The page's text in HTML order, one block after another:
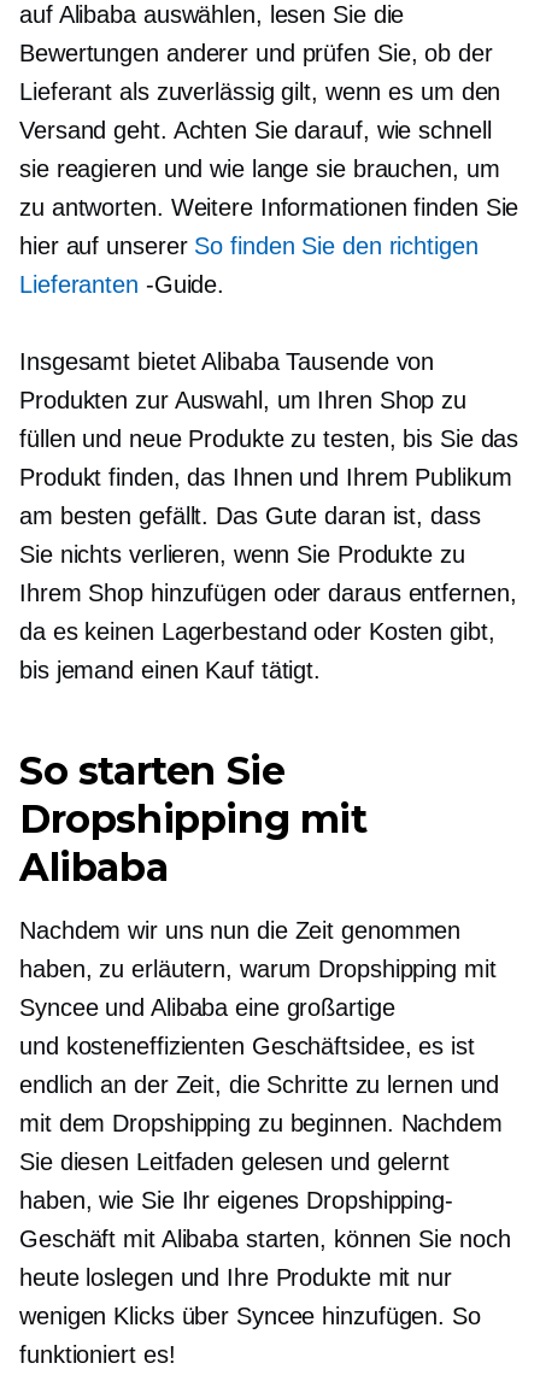
auf Alibaba auswählen, lesen Sie die
Bewertungen anderer und prüfen Sie, ob der
Lieferant als zuverlässig gilt, wenn es um den
Versand geht. Achten Sie darauf, wie schnell
sie reagieren und wie lange sie brauchen, um
zu antworten. Weitere Informationen finden Sie
hier auf unserer So finden Sie den richtigen
Lieferanten -Guide.
Insgesamt bietet Alibaba Tausende von
Produkten zur Auswahl, um Ihren Shop zu
füllen und neue Produkte zu testen, bis Sie das
Produkt finden, das Ihnen und Ihrem Publikum
am besten gefällt. Das Gute daran ist, dass
Sie nichts verlieren, wenn Sie Produkte zu
Ihrem Shop hinzufügen oder daraus entfernen,
da es keinen Lagerbestand oder Kosten gibt,
bis jemand einen Kauf tätigt.
So starten Sie
Dropshipping mit
Alibaba
Nachdem wir uns nun die Zeit genommen
haben, zu erläutern, warum Dropshipping mit
Syncee und Alibaba eine großartige
und kosteneffizienten Geschäftsidee, es ist
endlich an der Zeit, die Schritte zu lernen und
mit dem Dropshipping zu beginnen. Nachdem
Sie diesen Leitfaden gelesen und gelernt
haben, wie Sie Ihr eigenes Dropshipping-
Geschäft mit Alibaba starten, können Sie noch
heute loslegen und Ihre Produkte mit nur
wenigen Klicks über Syncee hinzufügen. So
funktioniert es!